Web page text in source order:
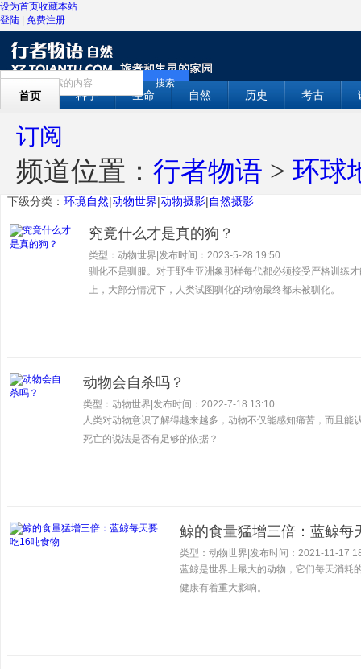
设为首页收藏本站
登陆
免费注册
搜索
首页 科学 生命 自然 历史 考古
订阅
频道位置： 行者物语 > 环球
下级分类： 环境自然|动物世界|动物摄影|自然摄影
究竟什么才是真的狗？
类型：动物世界 发布时间：2023-5-28 19:50
驯化不是驯服。对于野生亚洲象那样每代都必须接受严格训练
上，大部分情况下，人类试图驯化的动物最终都未被驯化。
动物会自杀吗？
类型：动物世界 发布时间：2022-7-18 13:10
人类对动物意识了解得越来越多，动物不仅能感知痛苦，而且能
死亡的说法是否有足够的依据？
鲸的食量猛增三倍：蓝鲸每
类型：动物世界 发布时间：2021-11-17
蓝鲸是世界上最大的动物，它们每天消耗
健康有着重大影响。